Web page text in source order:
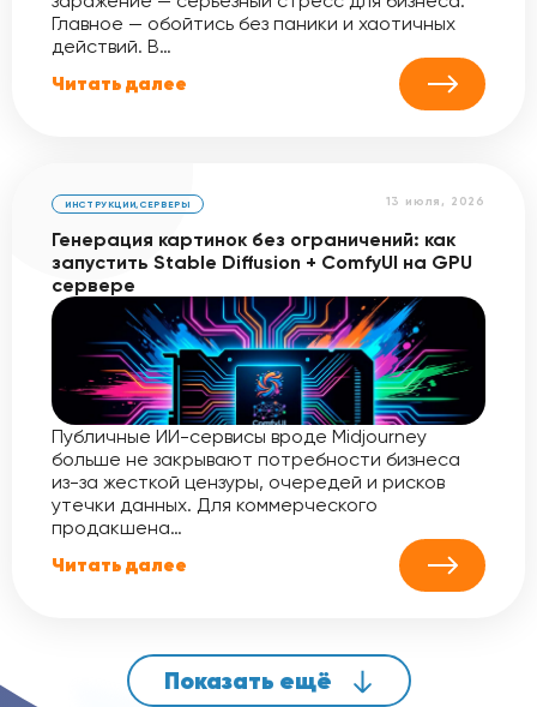
Главное — обойтись без паники и хаотичных
действий. В…
Читать далее
13 июля, 2026
ИНСТРУКЦИИ, СЕРВЕРЫ
Генерация картинок без ограничений: как
запустить Stable Diffusion + ComfyUI на GPU
сервере
Публичные ИИ-сервисы вроде Midjourney
больше не закрывают потребности бизнеса
из-за жесткой цензуры, очередей и рисков
утечки данных. Для коммерческого
продакшена…
Читать далее
Показать ещё